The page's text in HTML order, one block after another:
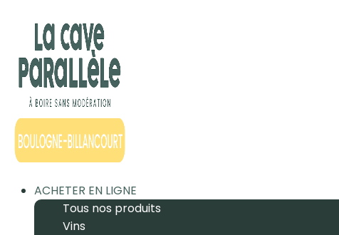
ACHETER EN LIGNE
Tous nos produits
Vins